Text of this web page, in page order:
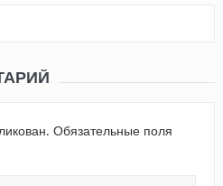
Обязательные поля